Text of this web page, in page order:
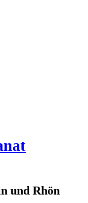
und Rhön